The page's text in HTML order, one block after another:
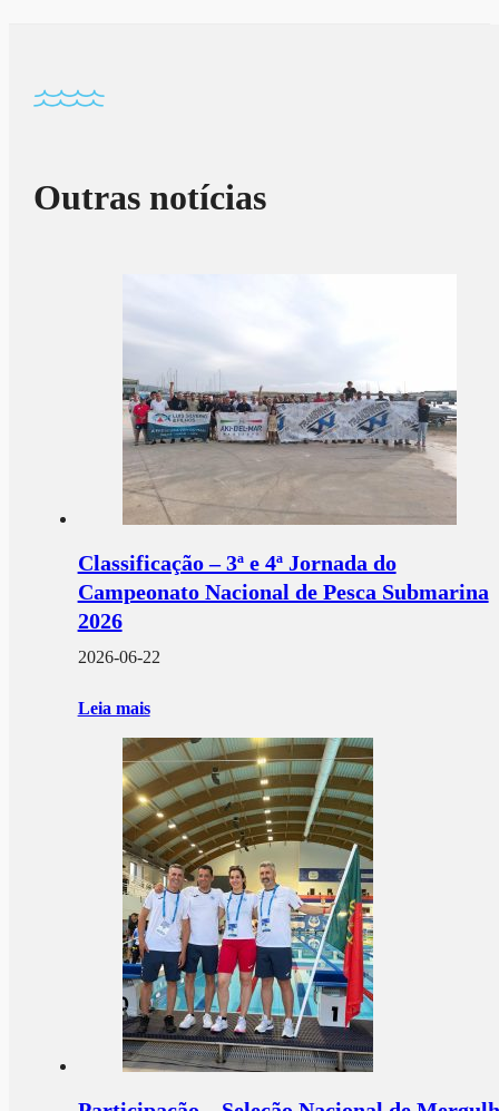
Outras notícias
Classificação – 3ª e 4ª Jornada do
Campeonato Nacional de Pesca Submarina
2026
2026-06-22
Leia mais